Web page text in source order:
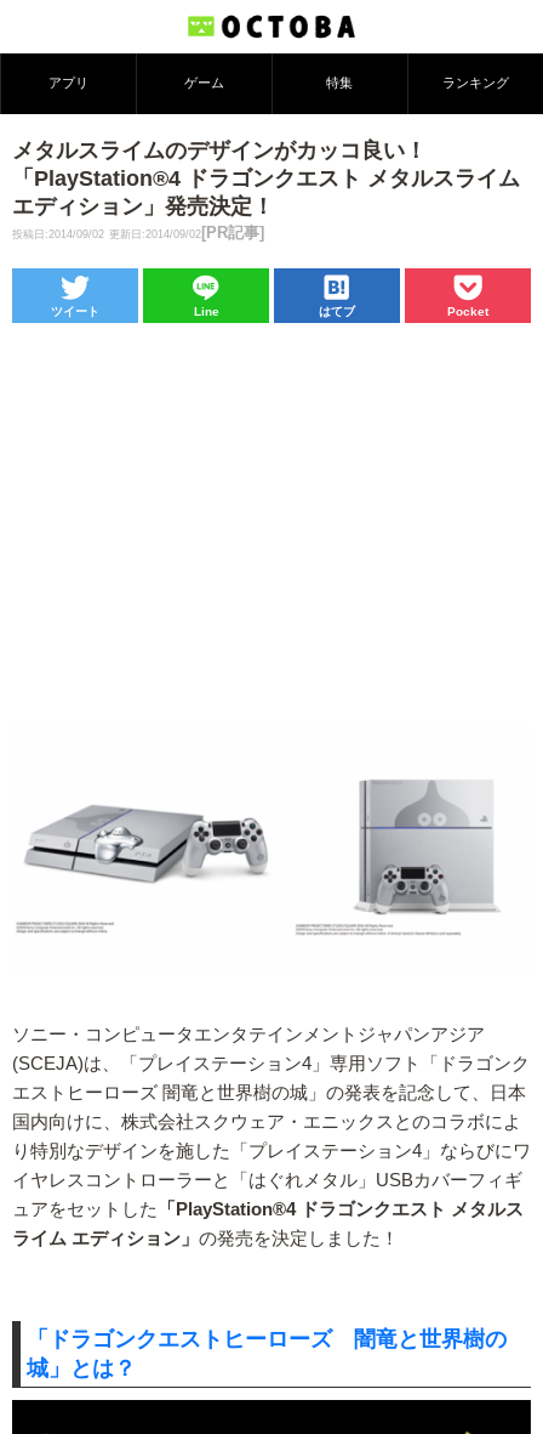
アプリ ゲーム 特集 ランキング
メタルスライムのデザインがカッコ良い！
「PlayStation®4 ドラゴンクエスト メタルスライム
エディション」発売決定！
投稿日:2014/09/02 更新日:2014/09/02 [PR記事]
ツイート Line はてブ Pocket
ソニー・コンピュータエンタテインメントジャパンアジア
(SCEJA)は、「プレイステーション4」専用ソフト「ドラゴンク
エストヒーローズ 闇竜と世界樹の城」の発表を記念して、日本
国内向けに、株式会社スクウェア・エニックスとのコラボによ
り特別なデザインを施した「プレイステーション4」ならびにワ
イヤレスコントローラーと「はぐれメタル」USBカバーフィギ
ュアをセットした
「PlayStation®4 ドラゴンクエスト メタルス
ライム エディション」 の発売を決定しました！
「ドラゴンクエストヒーローズ 闇竜と世界樹の
城」とは？